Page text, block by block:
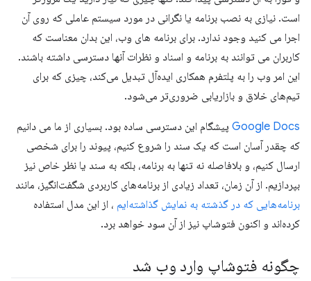
است. نیازی به نصب برنامه یا نگرانی در مورد سیستم عاملی که روی آن
اجرا می کنید وجود ندارد. برای برنامه های وب، این بدان معناست که
کاربران می توانند به برنامه و اسناد و نظرات آنها دسترسی داشته باشند.
این امر وب را به پلتفرم همکاری ایده‌آل تبدیل می‌کند، چیزی که برای
تیم‌های خلاق و بازاریابی ضروری‌تر می‌شود.
Google Docs پیشگام این دسترسی ساده بود. بسیاری از ما می دانیم
که چقدر آسان است که یک سند را شروع کنیم، پیوند را برای شخصی
ارسال کنیم، و بلافاصله نه تنها به برنامه، بلکه به سند یا نظر خاص نیز
بپردازیم. از آن زمان، تعداد زیادی از برنامه‌های کاربردی شگفت‌انگیز، مانند
برنامه‌هایی که در گذشته به نمایش گذاشته‌ایم ، از این مدل استفاده
کرده‌اند و اکنون فتوشاپ نیز از آن سود خواهد برد.
چگونه فتوشاپ وارد وب شد